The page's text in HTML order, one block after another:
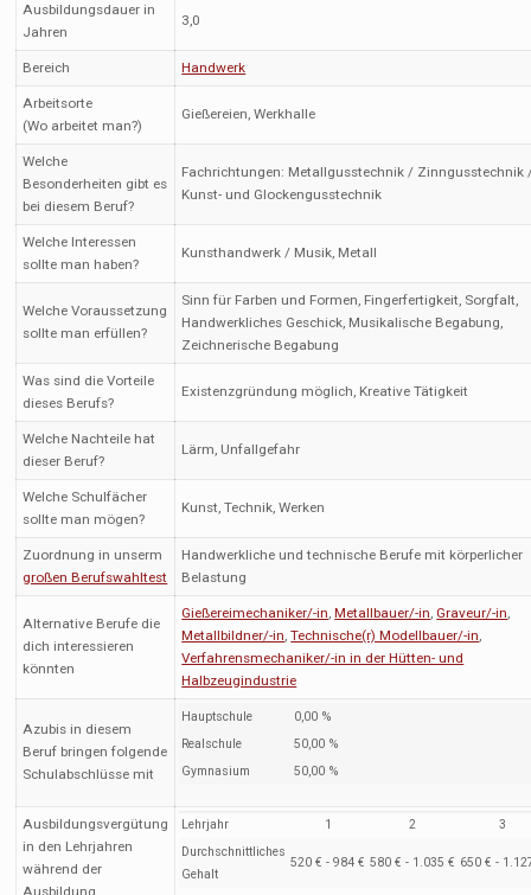
Ausbildungsdauer in
Jahren
3,0
Bereich Handwerk
Arbeitsorte
(Wo arbeitet man?)
Gießereien, Werkhalle
Welche
Besonderheiten gibt es
bei diesem Beruf?
Fachrichtungen: Metallgusstechnik / Zinngusstechnik
Kunst- und Glockengusstechnik
Welche Interessen
sollte man haben?
Kunsthandwerk / Musik, Metall
Welche Voraussetzung
sollte man erfüllen?
Sinn für Farben und Formen, Fingerfertigkeit, Sorgfalt,
Handwerkliches Geschick, Musikalische Begabung,
Zeichnerische Begabung
Was sind die Vorteile
dieses Berufs?
Existenzgründung möglich, Kreative Tätigkeit
Welche Nachteile hat
dieser Beruf?
Lärm, Unfallgefahr
Welche Schulfächer
sollte man mögen?
Kunst, Technik, Werken
Zuordnung in unserm
großen Berufswahltest
Handwerkliche und technische Berufe mit körperlicher
Belastung
Alternative Berufe die
dich interessieren
könnten
Gießereimechaniker/-in,Metallbauer/-in, Graveur/-in,
Metallbildner/-in,Technische(r) Modellbauer/-in,
Verfahrensmechaniker/-in in der Hütten- und
Halbzeugindustrie
Azubis in diesem
Beruf bringen folgende
Schulabschlüsse mit
Hauptschule
0,00 %
Realschule
50,00 %
Gymnasium
50,00 %
Ausbildungsvergütung
in den Lehrjahren
während der
Ausbildung
Lehrjahr 1 2
3
Durchschnittliches
Gehalt
520 € - 984 € 580 € - 1.035 € 650 € -